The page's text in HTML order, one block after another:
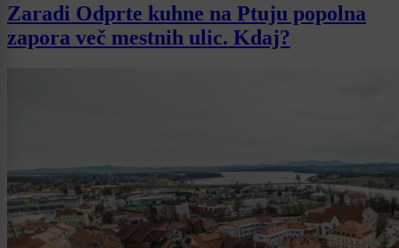
Zaradi Odprte kuhne na Ptuju popolna
zapora več mestnih ulic. Kdaj?